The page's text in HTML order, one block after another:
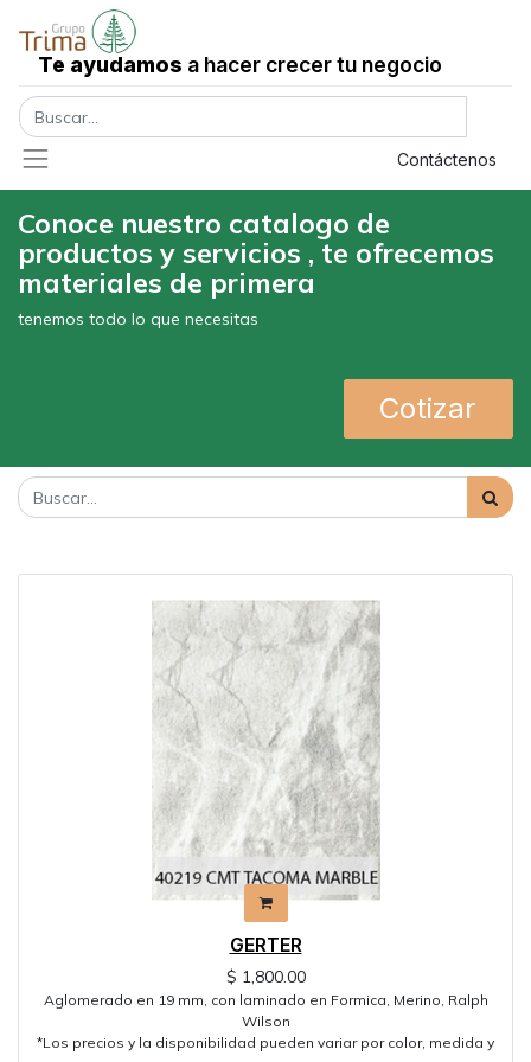
Te ayudamos a hacer crecer tu negocio
Contáctenos
Conoce nuestro catalogo de
productos y servicios , te ofrecemos
materiales de primera
tenemos todo lo que necesitas
Cotizar
GERTER
$ 1,800.00
Aglomerado en 19 mm, con laminado en Formica, Merino, Ralph
Wilson
*Los precios y la disponibilidad pueden variar por color, medida y